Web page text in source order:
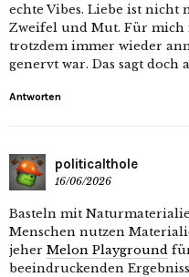
echte Vibes. Liebe ist nicht
Zweifel und Mut. Für mich
trotzdem immer wieder
genervt war. Das sagt doch
Antworten
politicalthole
16/06/2026
Basteln mit
Menschen nutzen
jeher Melon Playground
beeindruckenden